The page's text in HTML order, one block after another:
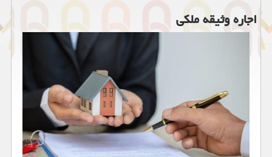
اجاره وثیقه ملکی